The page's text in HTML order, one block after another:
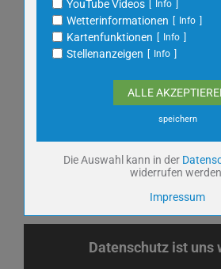
letzte Führung 15:30 Uhr
November – März:
nur nach Voranmeldung
Samstag – Sonntag, nur nach
Datenschutz ist uns
Anbieter
Eigentümer dieser
Zweck
Speichert die
bezüglich der
dywc
1 Jahr
Name
YouTube Videos /
von Google
Google Ireland Ltd.
YouTube Videos Info
Wetterinformationen Info
Kartenfunktionen Info
Stellenanzeigen Info
ALLE
speichern
Die Auswahl kann in der
widerrufen werden.
Impressum